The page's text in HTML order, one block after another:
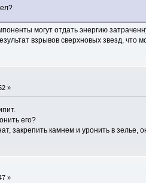
могут отдать энергию
взрывов сверхновых звезд, что
»
его?
закрепить камнем и уронить в зелье,
»